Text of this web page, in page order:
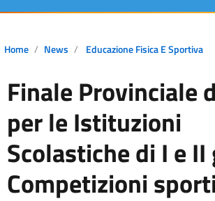
Home News Educazione Fisica E Sportiva
Finale Provinciale
per le Istituzioni
Scolastiche di I e
Competizioni